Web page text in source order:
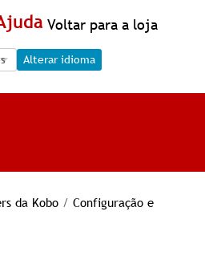
Voltar para a loja
Selection
Selection
Alterar idioma
da Kobo / Configuração e